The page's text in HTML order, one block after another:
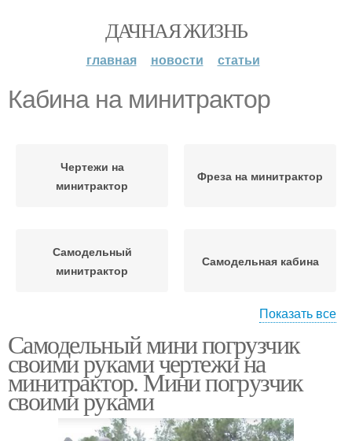
ДАЧНАЯ ЖИЗНЬ
главная новости статьи
Кабина на минитрактор
Чертежи на
минитрактор
Фреза на минитрактор
Самодельный
минитрактор
Самодельная кабина
самодельного
минитрактора
минитрактора
Погрузчик на
Руки на минитрактор
Показать все
Самодельный мини погрузчик
своими руками чертежи на
минитрактор. Мини погрузчик
своими руками